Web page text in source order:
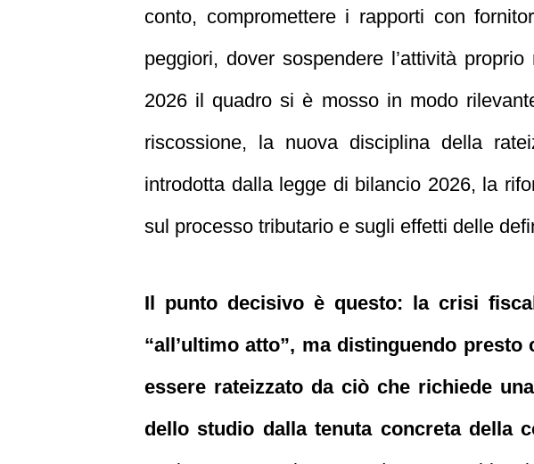
conto, compromettere i rapporti con
peggiori, dover sospendere l’attività
2026 il quadro si è mosso in modo
riscossione, la nuova disciplina della
introdotta dalla legge di bilancio 2026, la
sul processo tributario e sugli effetti delle
Il punto decisivo è questo: la crisi
“all’ultimo atto”, ma distinguendo
essere rateizzato da ciò che richiede
dello studio dalla tenuta concreta della